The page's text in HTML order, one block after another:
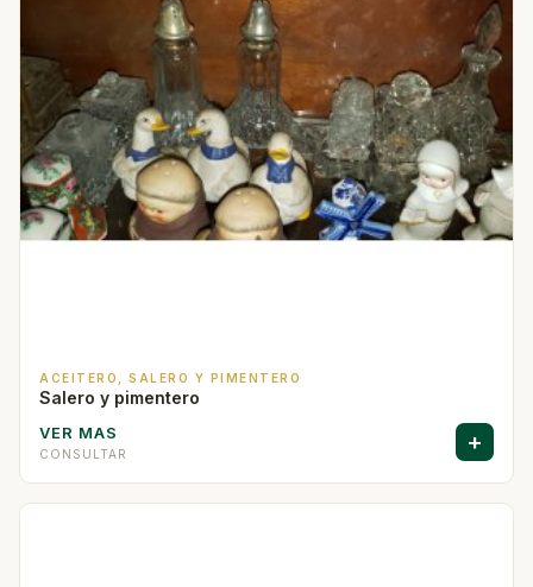
ACEITERO, SALERO Y PIMENTERO
Salero y pimentero
VER MAS
CONSULTAR +